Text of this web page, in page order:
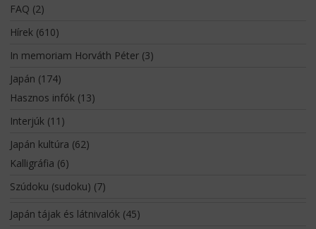
FAQ (2)
Hírek(610)
In memoriam Horváth Péter(3)
Japán (174)
Hasznos infók(13)
Interjúk(11)
Japán kultúra (62)
Kalligráfia (6)
Szúdoku (sudoku) (7)
Japán tájak és látnivalók(45)